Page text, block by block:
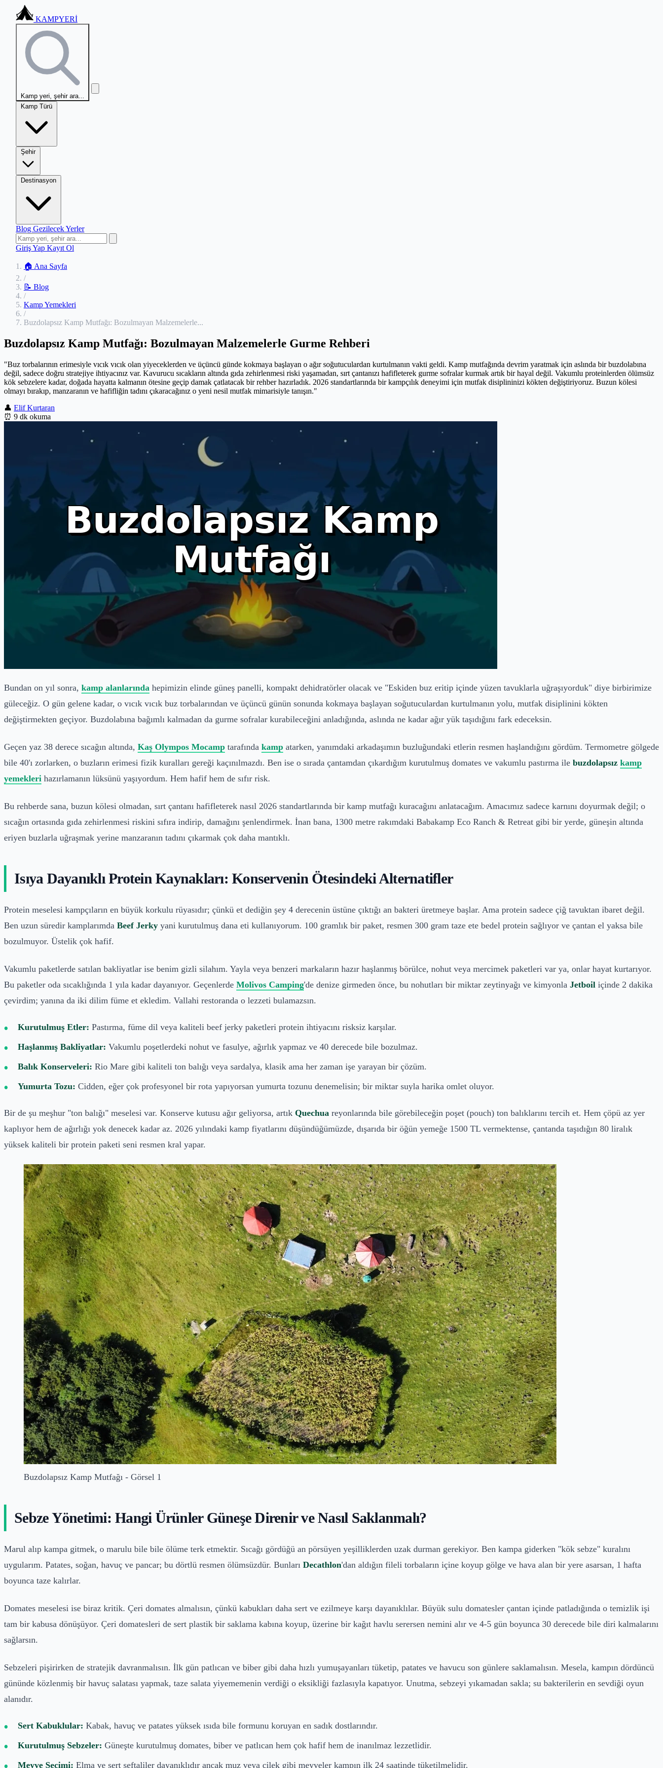
KAMPYERİ
Kamp yeri, şehir ara...
Kamp Türü
Şehir
Destinasyon
Blog Gezilecek Yerler
Giriş Yap Kayıt Ol
🏠 Ana Sayfa
/
📝 Blog
/
Kamp Yemekleri
/
Buzdolapsız Kamp Mutfağı: Bozulmayan Malzemelerle...
Buzdolapsız Kamp Mutfağı: Bozulmayan Malzemelerle Gurme Rehberi
"Buz torbalarının erimesiyle vıcık vıcık olan yiyeceklerden ve üçüncü günde kokmaya başlayan o ağır soğutuculardan kurtulmanın vakti geldi. Kamp mutfağında devrim yaratmak için aslında bir buzdolabına
değil, sadece doğru stratejiye ihtiyacınız var. Kavurucu sıcakların altında gıda zehirlenmesi riski yaşamadan, sırt çantanızı hafifleterek gurme sofralar kurmak artık bir hayal değil. Vakumlu proteinlerden ölümsüz
kök sebzelere kadar, doğada hayatta kalmanın ötesine geçip damak çatlatacak bir rehber hazırladık. 2026 standartlarında bir kampçılık deneyimi için mutfak disiplininizi kökten değiştiriyoruz. Buzun kölesi
olmayı bırakıp, manzaranın ve hafifliğin tadını çıkaracağınız o yeni nesil mutfak mimarisiyle tanışın."
👤 Elif Kurtaran
⏰ 9 dk okuma
Bundan on yıl sonra, kamp alanlarında hepimizin elinde güneş panelli, kompakt dehidratörler olacak ve "Eskiden buz eritip içinde yüzen tavuklarla uğraşıyorduk" diye birbirimize
güleceğiz. O gün gelene kadar, o vıcık vıcık buz torbalarından ve üçüncü günün sonunda kokmaya başlayan soğutuculardan kurtulmanın yolu, mutfak disiplinini kökten
değiştirmekten geçiyor. Buzdolabına bağımlı kalmadan da gurme sofralar kurabileceğini anladığında, aslında ne kadar ağır yük taşıdığını fark edeceksin.
Geçen yaz 38 derece sıcağın altında, Kaş Olympos Mocamp tarafında kamp atarken, yanımdaki arkadaşımın buzluğundaki etlerin resmen haşlandığını gördüm. Termometre gölgede
bile 40'ı zorlarken, o buzların erimesi fizik kuralları gereği kaçınılmazdı. Ben ise o sırada çantamdan çıkardığım kurutulmuş domates ve vakumlu pastırma ile buzdolapsız kamp
yemekleri hazırlamanın lüksünü yaşıyordum. Hem hafif hem de sıfır risk.
Bu rehberde sana, buzun kölesi olmadan, sırt çantanı hafifleterek nasıl 2026 standartlarında bir kamp mutfağı kuracağını anlatacağım. Amacımız sadece karnını doyurmak değil; o
sıcağın ortasında gıda zehirlenmesi riskini sıfıra indirip, damağını şenlendirmek. İnan bana, 1300 metre rakımdaki Babakamp Eco Ranch & Retreat gibi bir yerde, güneşin altında
eriyen buzlarla uğraşmak yerine manzaranın tadını çıkarmak çok daha mantıklı.
Isıya Dayanıklı Protein Kaynakları: Konservenin Ötesindeki Alternatifler
Protein meselesi kampçıların en büyük korkulu rüyasıdır; çünkü et dediğin şey 4 derecenin üstüne çıktığı an bakteri üretmeye başlar. Ama protein sadece çiğ tavuktan ibaret değil.
Ben uzun süredir kamplarımda Beef Jerky yani kurutulmuş dana eti kullanıyorum. 100 gramlık bir paket, resmen 300 gram taze ete bedel protein sağlıyor ve çantan el yaksa bile
bozulmuyor. Üstelik çok hafif.
Vakumlu paketlerde satılan bakliyatlar ise benim gizli silahım. Yayla veya benzeri markaların hazır haşlanmış börülce, nohut veya mercimek paketleri var ya, onlar hayat kurtarıyor.
Bu paketler oda sıcaklığında 1 yıla kadar dayanıyor. Geçenlerde Molivos Camping'de denize girmeden önce, bu nohutları bir miktar zeytinyağı ve kimyonla Jetboil içinde 2 dakika
çevirdim; yanına da iki dilim füme et ekledim. Vallahi restoranda o lezzeti bulamazsın.
Kurutulmuş Etler: Pastırma, füme dil veya kaliteli beef jerky paketleri protein ihtiyacını risksiz karşılar.
Haşlanmış Bakliyatlar: Vakumlu poşetlerdeki nohut ve fasulye, ağırlık yapmaz ve 40 derecede bile bozulmaz.
Balık Konserveleri: Rio Mare gibi kaliteli ton balığı veya sardalya, klasik ama her zaman işe yarayan bir çözüm.
Yumurta Tozu: Cidden, eğer çok profesyonel bir rota yapıyorsan yumurta tozunu denemelisin; bir miktar suyla harika omlet oluyor.
Bir de şu meşhur "ton balığı" meselesi var. Konserve kutusu ağır geliyorsa, artık Quechua reyonlarında bile görebileceğin poşet (pouch) ton balıklarını tercih et. Hem çöpü az yer
kaplıyor hem de ağırlığı yok denecek kadar az. 2026 yılındaki kamp fiyatlarını düşündüğümüzde, dışarıda bir öğün yemeğe 1500 TL vermektense, çantanda taşıdığın 80 liralık
yüksek kaliteli bir protein paketi seni resmen kral yapar.
Buzdolapsız Kamp Mutfağı - Görsel 1
Sebze Yönetimi: Hangi Ürünler Güneşe Direnir ve Nasıl Saklanmalı?
Marul alıp kampa gitmek, o marulu bile bile ölüme terk etmektir. Sıcağı gördüğü an pörsüyen yeşilliklerden uzak durman gerekiyor. Ben kampa giderken "kök sebze" kuralını
uygularım. Patates, soğan, havuç ve pancar; bu dörtlü resmen ölümsüzdür. Bunları Decathlon'dan aldığın fileli torbaların içine koyup gölge ve hava alan bir yere asarsan, 1 hafta
boyunca taze kalırlar.
Domates meselesi ise biraz kritik. Çeri domates almalısın, çünkü kabukları daha sert ve ezilmeye karşı dayanıklılar. Büyük sulu domatesler çantan içinde patladığında o temizlik işi
tam bir kabusa dönüşüyor. Çeri domatesleri de sert plastik bir saklama kabına koyup, üzerine bir kağıt havlu serersen nemini alır ve 4-5 gün boyunca 30 derecede bile diri kalmalarını
sağlarsın.
Sebzeleri pişirirken de stratejik davranmalısın. İlk gün patlıcan ve biber gibi daha hızlı yumuşayanları tüketip, patates ve havucu son günlere saklamalısın. Mesela, kampın dördüncü
gününde közlenmiş bir havuç salatası yapmak, taze salata yiyememenin verdiği o eksikliği fazlasıyla kapatıyor. Unutma, sebzeyi yıkamadan sakla; su bakterilerin en sevdiği oyun
alanıdır.
Sert Kabuklular: Kabak, havuç ve patates yüksek ısıda bile formunu koruyan en sadık dostlarındır.
Kurutulmuş Sebzeler: Güneşte kurutulmuş domates, biber ve patlıcan hem çok hafif hem de inanılmaz lezzetlidir.
Meyve Seçimi: Elma ve sert şeftaliler dayanıklıdır ancak muz veya çilek gibi meyveler kampın ilk 24 saatinde tüketilmelidir.